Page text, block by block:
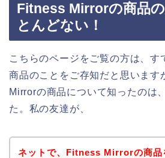
Fitness Mirrorの商品
とんどない！
こちらのページをご覧の方は、
商品のことをご存知だと思います
Mirrorの商品について知ったのは
た。私の友達が、
ネットで、Fitness Mirrorの商品